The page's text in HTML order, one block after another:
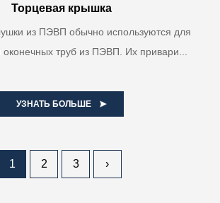
Торцевая крышка
из ПЭВП обычно используются для
оконечных труб из ПЭВП. Их привари...
УЗНАТЬ БОЛЬШЕ
1 2 3 ›